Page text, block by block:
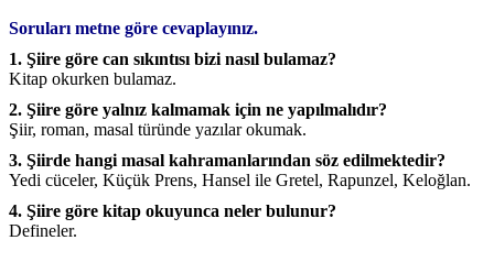
Soruları metne göre cevaplayınız.
1. Şiire göre can sıkıntısı bizi nasıl bulamaz?
Kitap okurken bulamaz.
2. Şiire göre yalnız kalmamak için ne yapılmalıdır?
Şiir, roman, masal türünde yazılar okumak.
3. Şiirde hangi masal kahramanlarından söz edilmektedir?
Yedi cüceler, Küçük Prens, Hansel ile Gretel, Rapunzel, Keloğlan.
4. Şiire göre kitap okuyunca neler bulunur?
Defineler.